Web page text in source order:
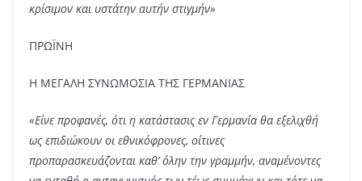
κρίσιμον και υστάτην αυτήν στιγμήν»
ΠΡΩΪΝΗ
Η ΜΕΓΑΛΗ ΣΥΝΩΜΟΣΙΑ ΤΗΣ ΓΕΡΜΑΝΙΑΣ
«Είνε προφανές, ότι η κατάστασις εν Γερμανία θα εξελιχθή
ως επιδιώκουν οι εθνικόφρονες, οίτινες
προπαρασκευάζονται καθ’ όλην την γραμμήν, αναμένοντες